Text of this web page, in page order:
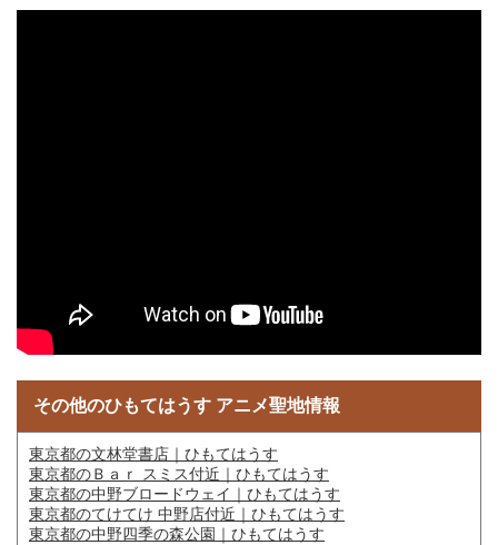
その他のひもてはうす アニメ聖地情報
東京都の文林堂書店｜ひもてはうす
東京都のＢａｒ スミス付近｜ひもてはうす
東京都の中野ブロードウェイ｜ひもてはうす
東京都のてけてけ 中野店付近｜ひもてはうす
東京都の中野四季の森公園｜ひもてはうす